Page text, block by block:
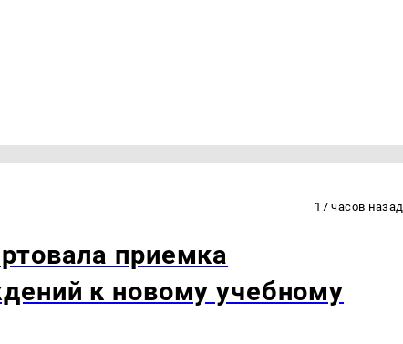
17 часов назад
приемка
к новому учебному